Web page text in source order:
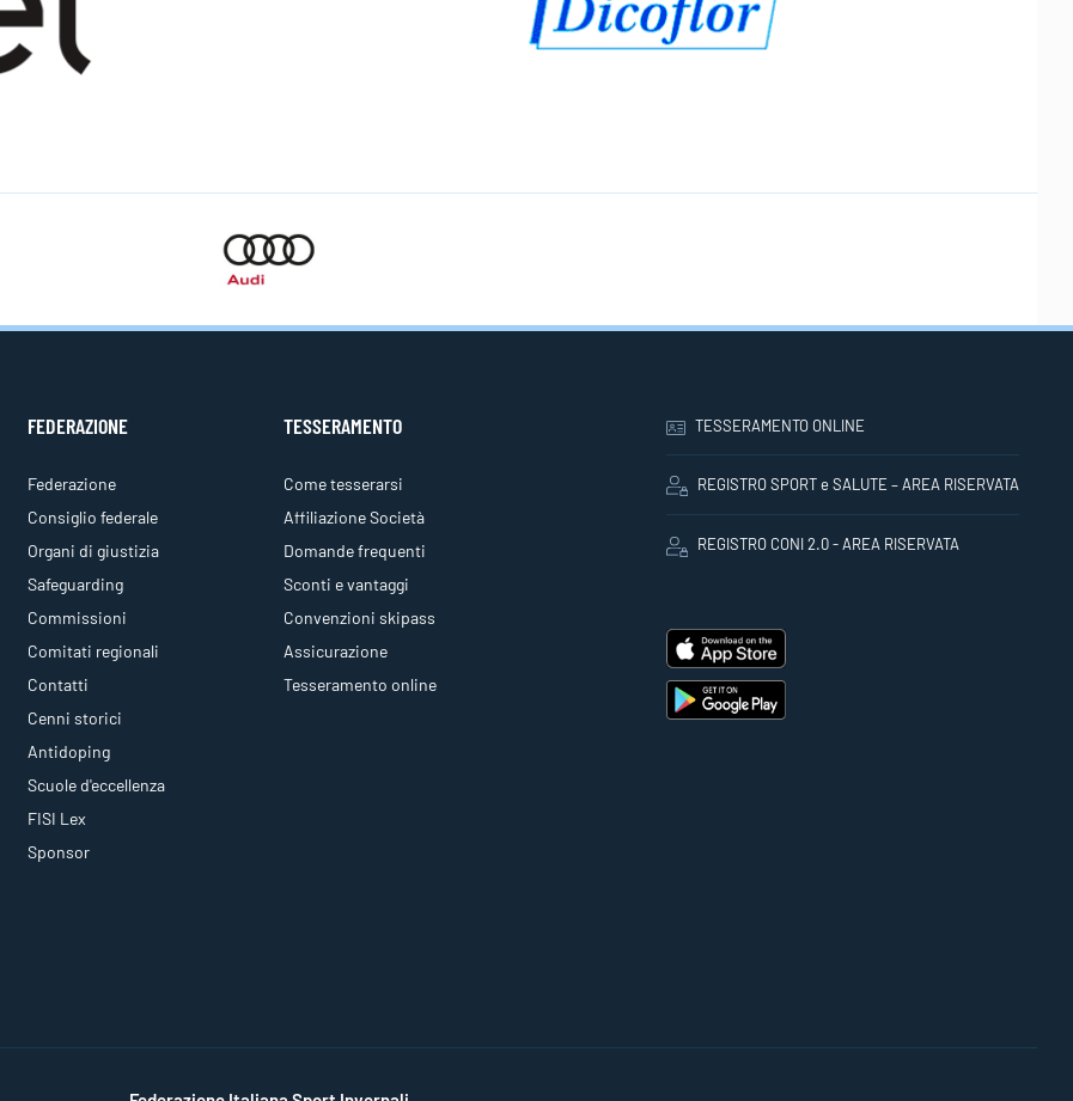
FEDERAZIONE
Federazione
Consiglio federale
Organi di giustizia
Safeguarding
Commissioni
Comitati regionali
Contatti
Cenni storici
Antidoping
Scuole d'eccellenza
FISI Lex
Sponsor
TESSERAMENTO
Come tesserarsi
Affiliazione Società
Domande frequenti
Sconti e vantaggi
Convenzioni skipass
Assicurazione
Tesseramento online
TESSERAMENTO ONLINE
REGISTRO SPORT e SALUTE – AREA RISERVATA
REGISTRO CONI 2.0 - AREA RISERVATA